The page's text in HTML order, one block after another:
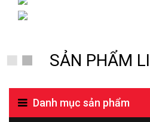
SẢN PHẨM
Danh mục sản phẩm